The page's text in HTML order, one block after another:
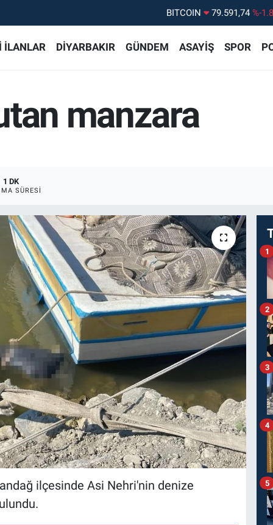
DOLAR 45,43620
İLANLAR DİYARBAKIR GÜNDEM ASAYİŞ SPOR
manzara
1 DK
SÜRESI
ilçesinde Asi Nehri'nin denize
1
2
3
4
5